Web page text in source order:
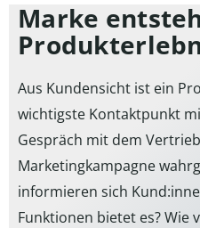
Marke
Aus Kundensicht ist ein
wichtigste Kontaktpunkt
Gespräch mit dem
Marketingkampagne
informieren sich
Funktionen bietet es? Wie